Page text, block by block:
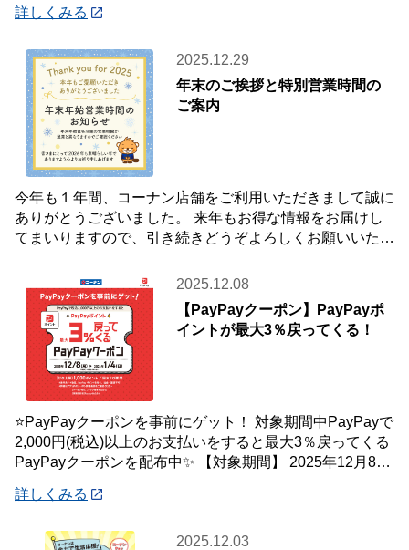
詳しくみる
2025.12.29
年末のご挨拶と特別営業時間の
ご案内
今年も１年間、コーナン店舗をご利用いただきまして誠に
ありがとうございました。 来年もお得な情報をお届けし
てまいりますので、引き続きどうぞよろしくお願いいたし
2025.12.08
【PayPayクーポン】PayPayポ
イントが最大3％戻ってくる！
⭐PayPayクーポンを事前にゲット！ 対象期間中PayPayで
2,000円(税込)以上のお支払いをすると最大3％戻ってくる
PayPayクーポンを配布中✨ 【対象期間】 2025年12月8日
詳しくみる
2025.12.03